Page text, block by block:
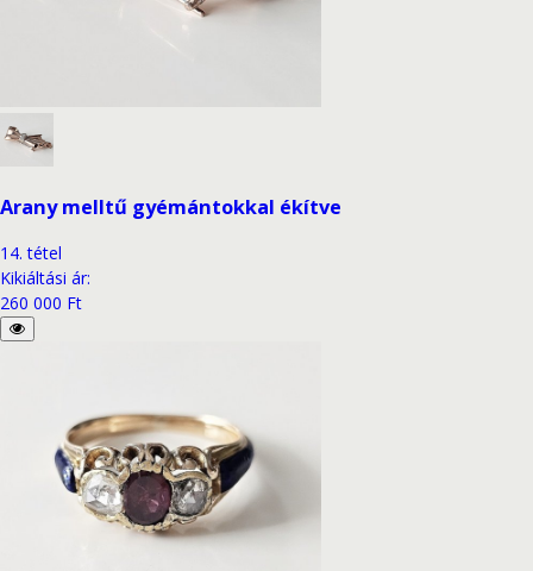
Arany melltű gyémántokkal ékítve
14. tétel
Kikiáltási ár:
260 000 Ft